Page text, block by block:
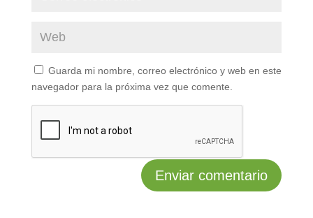
Guarda mi nombre, correo electrónico y web en este
navegador para la próxima vez que comente.